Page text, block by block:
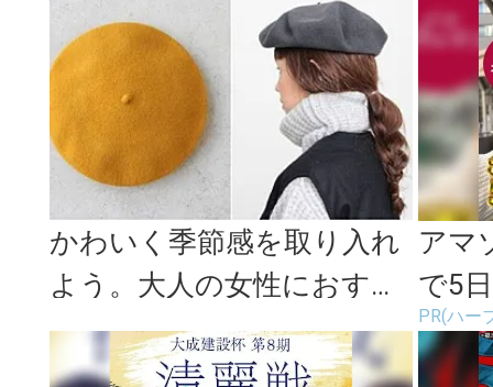
かわいく季節感を取り入れ
よう。大人の女性におすす
めのベレー帽特集
アマ
で5
PR(ハー